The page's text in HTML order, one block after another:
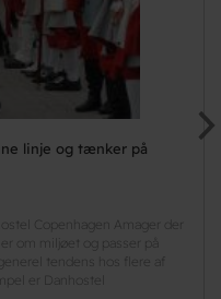
linje og tænker på
Copenhagen Amager der
om miljøet og passer på
tendens hos flere af
er Danhostel